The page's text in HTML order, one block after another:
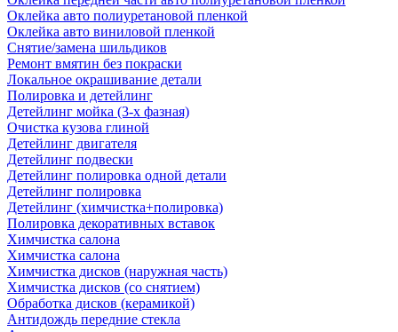
Оклейка авто полиуретановой пленкой
Оклейка авто виниловой пленкой
Снятие/замена шильдиков
Ремонт вмятин без покраски
Локальное окрашивание детали
Полировка и детейлинг
Детейлинг мойка (3-х фазная)
Очистка кузова глиной
Детейлинг двигателя
Детейлинг подвески
Детейлинг полировка одной детали
Детейлинг полировка
Детейлинг (химчистка+полировка)
Полировка декоративных вставок
Химчистка салона
Химчистка салона
Химчистка дисков (наружная часть)
Химчистка дисков (со снятием)
Обработка дисков (керамикой)
Антидождь передние стекла